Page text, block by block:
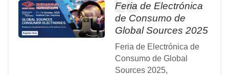
Feria de Electrónica
de Consumo de
Global Sources 2025
Feria de Electrónica de
Consumo de Global
Sources 2025,